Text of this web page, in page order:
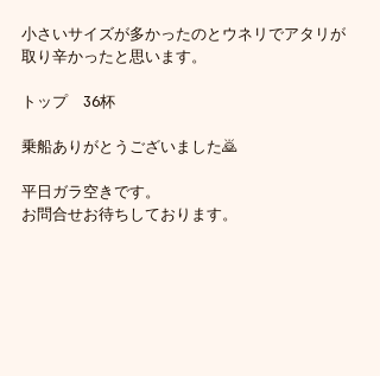
小さいサイズが多かったのとウネリでアタリが
取り辛かったと思います。
トップ　36杯
乗船ありがとうございました🙇
平日ガラ空きです。
お問合せお待ちしております。